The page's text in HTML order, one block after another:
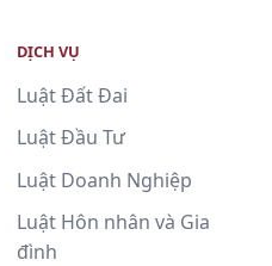
DỊCH VỤ
Luật Đất Đai
Luật Đầu Tư
Luật Doanh Nghiệp
Luật Hôn nhân và Gia
đình